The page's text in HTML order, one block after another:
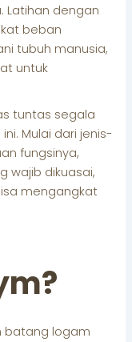
Latihan dengan
beban
tubuh manusia,
untuk
tuntas segala
Mulai dari jenis-
fungsinya,
wajib dikuasai,
mengangkat
batang logam